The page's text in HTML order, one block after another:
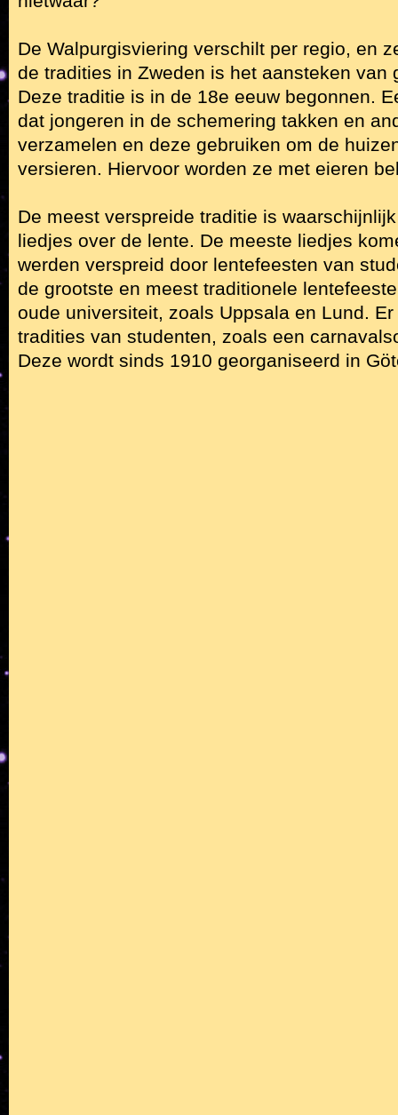
De Walpurgisviering verschilt per regio, en
de tradities in Zweden is het aansteken van
Deze traditie is in de 18e eeuw begonnen.
dat jongeren in de schemering takken en
verzamelen en deze gebruiken om de
versieren. Hiervoor worden ze met eieren
De meest verspreide traditie is
liedjes over de lente. De meeste liedjes
werden verspreid door lentefeesten van
de grootste en meest traditionele
oude universiteit, zoals Uppsala en Lund.
tradities van studenten, zoals een
Deze wordt sinds 1910 georganiseerd in